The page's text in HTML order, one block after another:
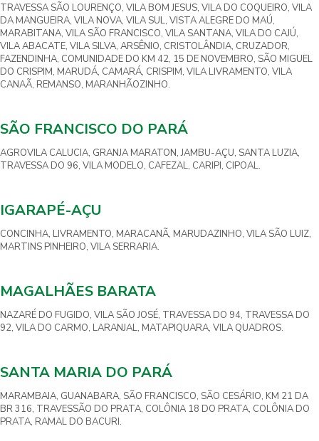
TRAVESSA SÃO LOURENÇO, VILA BOM JESUS, VILA DO COQUEIRO, VILA
DA MANGUEIRA, VILA NOVA, VILA SUL, VISTA ALEGRE DO MAÚ,
MARABITANA, VILA SÃO FRANCISCO, VILA SANTANA, VILA DO CAJÚ,
VILA ABACATE, VILA SILVA, ARSÊNIO, CRISTOLÂNDIA, CRUZADOR,
FAZENDINHA, COMUNIDADE DO KM 42, 15 DE NOVEMBRO, SÃO MIGUEL
DO CRISPIM, MARUDÁ, CAMARÁ, CRISPIM, VILA LIVRAMENTO, VILA
CANAÃ, REMANSO, MARANHÃOZINHO.
SÃO FRANCISCO DO PARÁ
AGROVILA CALUCIA, GRANJA MARATON, JAMBU-AÇU, SANTA LUZIA,
TRAVESSA DO 96, VILA MODELO, CAFEZAL, CARIPI, CIPOAL.
IGARAPÉ-AÇU
CONCINHA, LIVRAMENTO, MARACANÃ, MARUDAZINHO, VILA SÃO LUIZ,
MARTINS PINHEIRO, VILA SERRARIA.
MAGALHÃES BARATA
NAZARÉ DO FUGIDO, VILA SÃO JOSÉ, TRAVESSA DO 94, TRAVESSA DO
92, VILA DO CARMO, LARANJAL, MATAPIQUARA, VILA QUADROS.
SANTA MARIA DO PARÁ
MARAMBAIA, GUANABARA, SÃO FRANCISCO, SÃO CESÁRIO, KM 21 DA
BR 316, TRAVESSÃO DO PRATA, COLÔNIA 18 DO PRATA, COLÔNIA DO
PRATA, RAMAL DO BACURI.